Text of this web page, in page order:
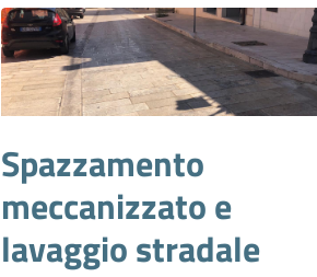
Spazzamento
meccanizzato e
lavaggio stradale